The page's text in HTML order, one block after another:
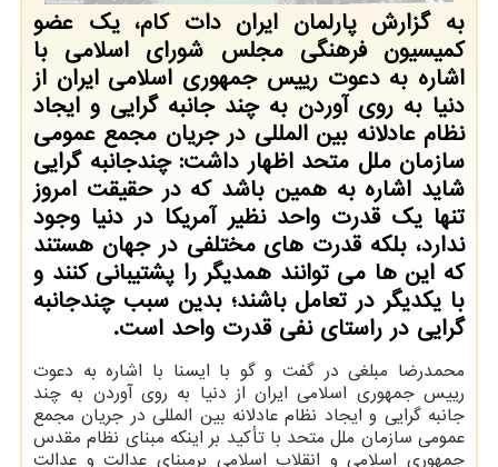
به گزارش پارلمان ایران دات کام، یک عضو
کمیسیون فرهنگی مجلس شورای اسلامی با
اشاره به دعوت رییس جمهوری اسلامی ایران از
دنیا به روی آوردن به چند جانبه گرایی و ایجاد
نظام عادلانه بین المللی در جریان مجمع عمومی
سازمان ملل متحد اظهار داشت: چندجانبه گرایی
شاید اشاره به همین باشد که در حقیقت امروز
تنها یک قدرت واحد نظیر آمریکا در دنیا وجود
ندارد، بلکه قدرت های مختلفی در جهان هستند
که این ها می توانند همدیگر را پشتیبانی کنند و
با یکدیگر در تعامل باشند؛ بدین سبب چندجانبه
گرایی در راستای نفی قدرت واحد است.
محمدرضا مبلغی در گفت و گو با ایسنا با اشاره به دعوت
رییس جمهوری اسلامی ایران از دنیا به روی آوردن به چند
جانبه گرایی و ایجاد نظام عادلانه بین المللی در جریان مجمع
عمومی سازمان ملل متحد با تأکید بر اینکه مبنای نظام مقدس
جمهوری اسلامی و انقلاب اسلامی برمبنای عدالت و عدالت